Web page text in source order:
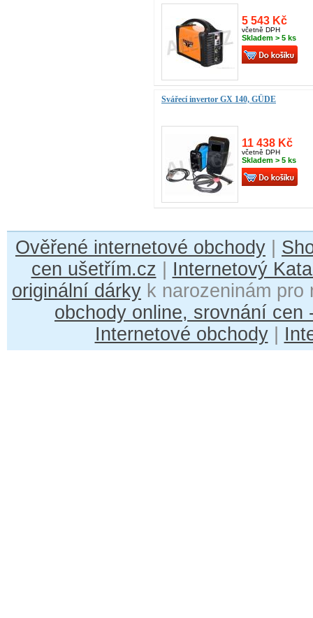
5 543 Kč
včetně DPH
Skladem > 5 ks
Svářecí invertor GX 140, GÜDE
11 438 Kč
včetně DPH
Skladem > 5 ks
Ověřené internetové obchody
cen ušetřím.cz
Internetový
originální dárky k narozeninám
obchody online, srovnání cen
Internetové obchody|